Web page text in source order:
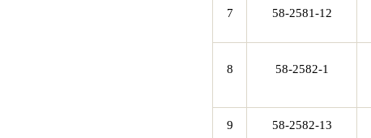
7 58-2581-12
8 58-2582-1
9 58-2582-13